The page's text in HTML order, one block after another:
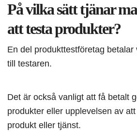
På vilka sätt tjänar
att testa produkter?
En del produkttestföretag betalar
till testaren.
Det är också vanligt att få betalt
produkter eller upplevelsen av
produkt eller tjänst.